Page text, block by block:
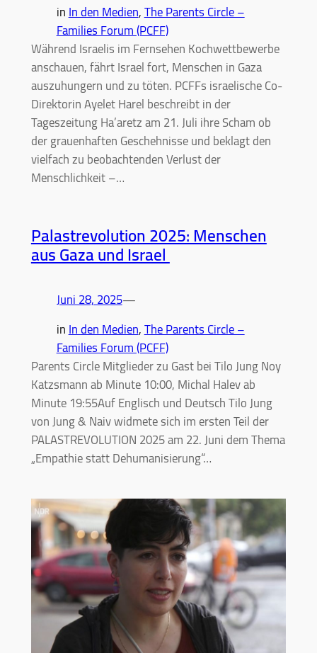
inIn den Medien, The Parents Circle –
Families Forum (PCFF)
Während Israelis im Fernsehen Kochwettbewerbe
anschauen, fährt Israel fort, Menschen in Gaza
auszuhungern und zu töten. PCFFs israelische Co-
Direktorin Ayelet Harel beschreibt in der
Tageszeitung Ha’aretz am 21. Juli ihre Scham ob
der grauenhaften Geschehnisse und beklagt den
vielfach zu beobachtenden Verlust der
Menschlichkeit –…
Palastrevolution 2025: Menschen
aus Gaza und Israel
Juni 28, 2025—
inIn den Medien, The Parents Circle –
Families Forum (PCFF)
Parents Circle Mitglieder zu Gast bei Tilo Jung Noy
Katzsmann ab Minute 10:00, Michal Halev ab
Minute 19:55Auf Englisch und Deutsch Tilo Jung
von Jung & Naiv widmete sich im ersten Teil der
PALASTREVOLUTION 2025 am 22. Juni dem Thema
„Empathie statt Dehumanisierung“…